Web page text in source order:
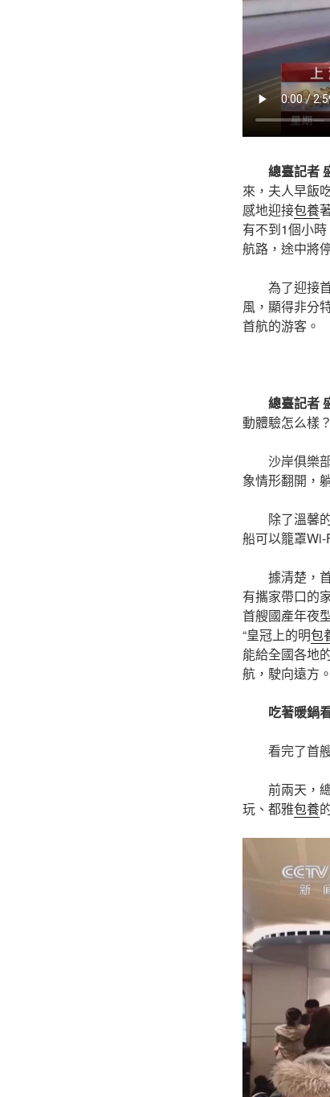
總臺記者
來，夫人早飯
感地迎接包養
有不到1個小
航路，途中將
為了迎接
風，顯得非分
首航的游客。
總臺記者
動體驗怎么樣？
沙岸俱樂
象情形翻開，
除了溫馨
船可以籠罩
據清楚，
有攜家帶口的
首艘國產年夜
“皇冠上的明包
能給全國各地
航，駛向遠方。
吃著暖鍋
看完了首
前兩天，
玩、都雅包養